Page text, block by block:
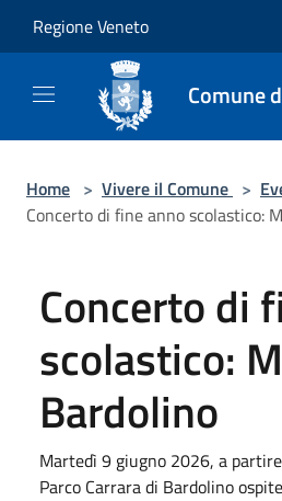
Regione Veneto
Comune
Home > Vivere il Comune >
Concerto di fine anno scolastico:
Concerto di
scolastico:
Bardolino
Martedì 9 giugno 2026, a
Parco Carrara di Bardolino ospite